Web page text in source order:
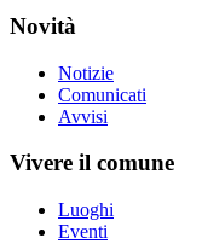
Novità
Notizie
Comunicati
Avvisi
Vivere il comune
Luoghi
Eventi